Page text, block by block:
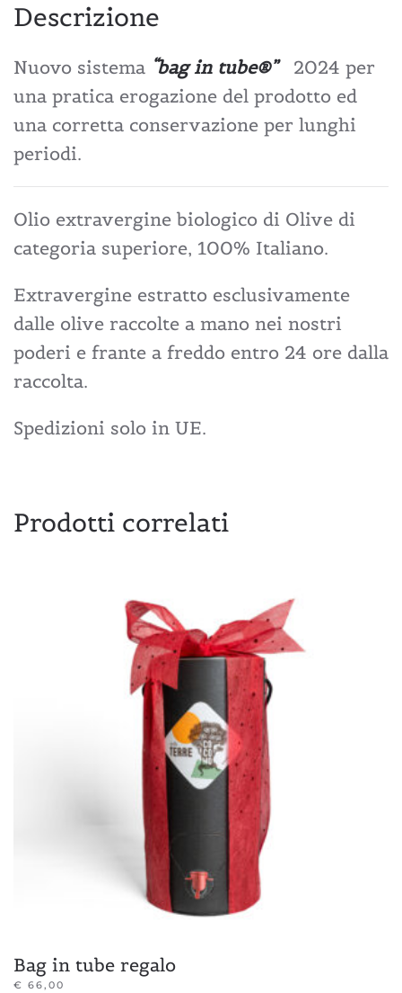
quantità
Descrizione
Nuovo sistema “bag in tube®” 2024 per
una pratica erogazione del prodotto ed
una corretta conservazione per lunghi
periodi.
Olio extravergine biologico di Olive di
categoria superiore, 100% Italiano.
Extravergine estratto esclusivamente
dalle olive raccolte a mano nei nostri
poderi e frante a freddo entro 24 ore dalla
raccolta.
Spedizioni solo in UE.
Prodotti correlati
Bag in tube regalo
€ 66,00